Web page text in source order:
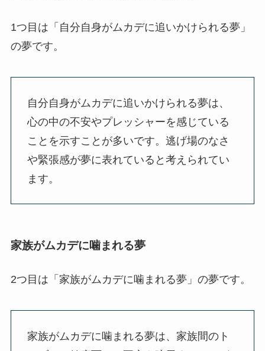
1つ目は「自分自身がムカデに追いかけられる夢」
の夢です。
自分自身がムカデに追いかけられる夢は、
心の中の不安やプレッシャーを感じている
ことを示すことが多いです。逃げ場のなさ
や緊張感が夢に表れていると考えられてい
ます。
家族がムカデに噛まれる夢
2つ目は「家族がムカデに噛まれる夢」の夢です。
家族がムカデに噛まれる夢は、家族間のト